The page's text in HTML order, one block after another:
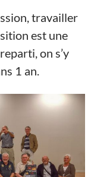
travailler
est une
on s’y
1 an.